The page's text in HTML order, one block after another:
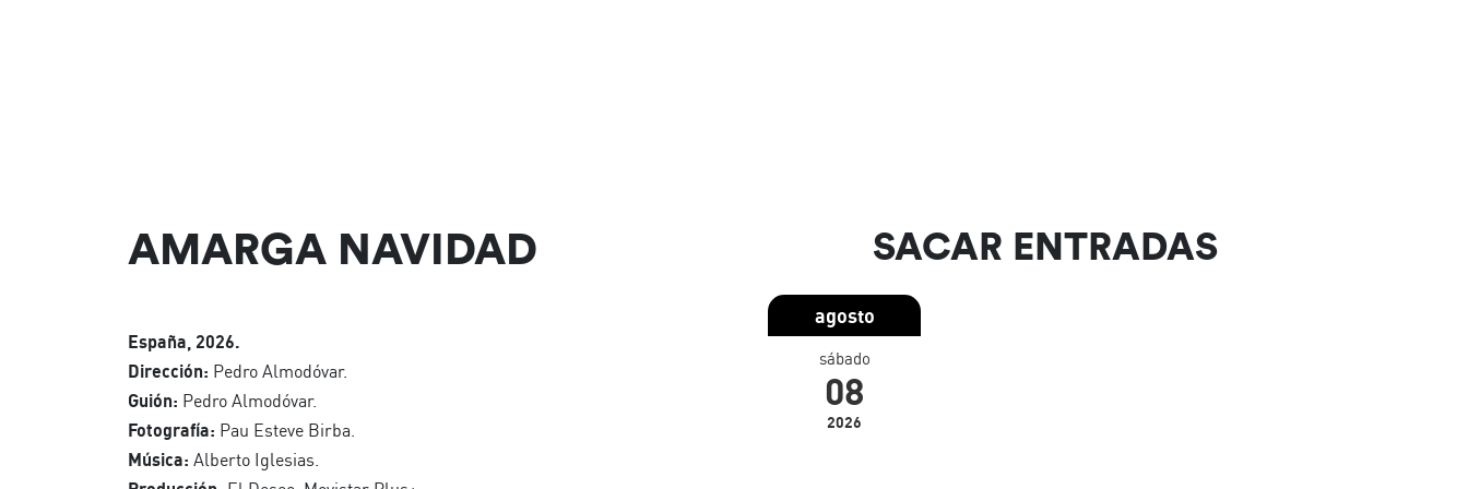
AMARGA NAVIDAD
España, 2026.
Dirección: Pedro Almodóvar.
Guión: Pedro Almodóvar.
Fotografía: Pau Esteve Birba.
Música: Alberto Iglesias.
SACAR ENTRADAS
agosto
sábado
08
2026